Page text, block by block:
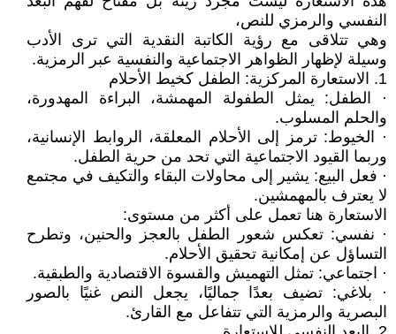
النفسي والرمزي للنص،
وهي تتلاقى مع رؤية الكاتبة النقدية التي ترى الأدب
وسيلة لإظهار الظواهر الاجتماعية والنفسية عبر الرمزية.
1. الاستعارة المركزية: الطفل كخيط الأحلام
· الطفل: يمثل الطفولة المهمشة، البراءة المهدورة،
والحلم المسلوب.
· الخيوط: ترمز إلى الأحلام المعلقة، الروابط الإنسانية،
وربما القيود الاجتماعية التي تحد من حرية الطفل.
· فعل البيع: يشير إلى محاولات البقاء والتكيف في مجتمع
لا يعترف بالمهمشين.
الاستعارة هنا تعمل على أكثر من مستوى:
· نفسي: تعكس شعور الطفل بالعجز والحنين، وتطرح
التساؤل عن إمكانية تحقيق الأحلام.
· اجتماعي: تمثل التهميش والقسوة الاقتصادية والطبقية.
· بلاغي: تضيف بعدًا جماليًا، يجعل النص غنيًا بالصور
البصرية والرمزية التي تتفاعل مع القارئ.